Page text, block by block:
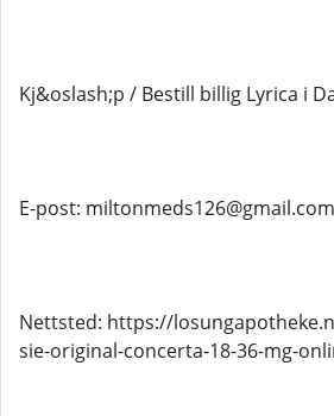
Kj&oslash;p / Bestill billig Lyrica i
E-post: miltonmeds126@gmail.com
Nettsted: https://
sie-original-concerta-18-36-mg-